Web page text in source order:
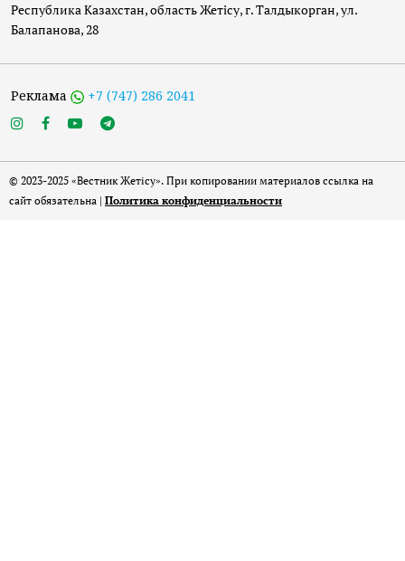
Республика Казахстан, область Жетісу, г. Талдыкорган, ул.
Балапанова, 28
Реклама +7 (747) 286 2041
© 2023-2025 «Вестник Жетісу». При копировании материалов ссылка на
сайт обязательна | Политика конфиденциальности